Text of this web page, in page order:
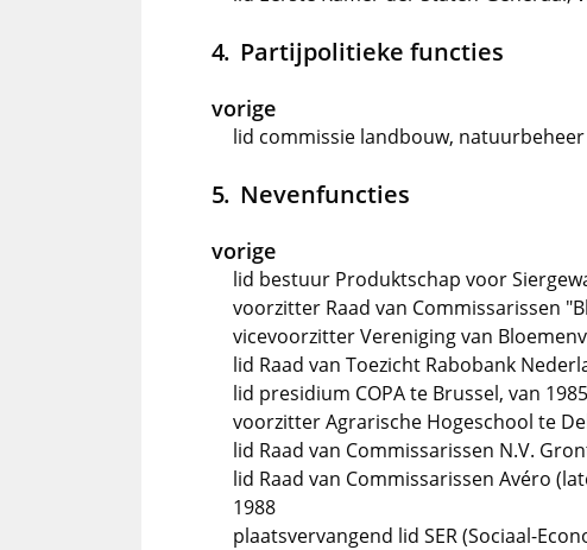
Partijpolitieke functies
vorige
lid commissie landbouw, natuurbeheer
Nevenfuncties
vorige
lid bestuur Produktschap voor
voorzitter Raad van Commissarissen
vicevoorzitter Vereniging van
lid Raad van Toezicht Rabobank
lid presidium COPA te Brussel, van
voorzitter Agrarische Hogeschool te
lid Raad van Commissarissen N.V.
lid Raad van Commissarissen Avéro
1988
plaatsvervangend lid SER (Sociaal-